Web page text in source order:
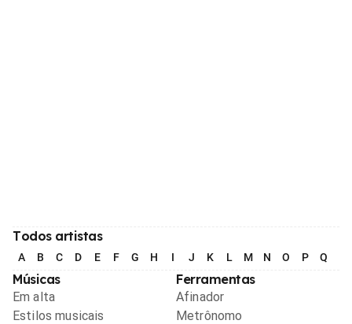
Todos artistas
A B C D E F G H I J K L M N O P Q
Músicas
Em alta
Estilos musicais
Ferramentas
Afinador
Metrônomo